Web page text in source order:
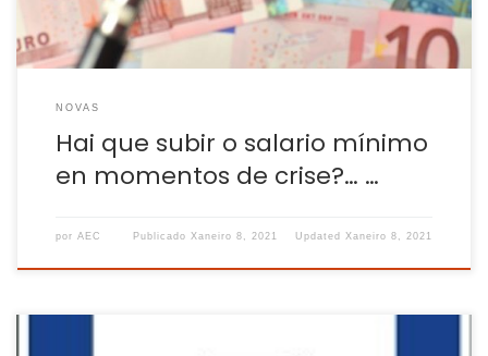
NOVAS
Hai que subir o salario mínimo
en momentos de crise?… …
por AEC PublicadoXaneiro 8, 2021 UpdatedXaneiro 8, 2021